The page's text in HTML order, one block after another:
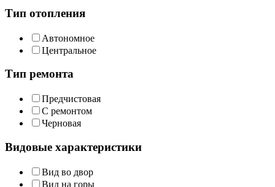
Тип отопления
Автономное
Центральное
Тип ремонта
Предчистовая
С ремонтом
Черновая
Видовые характеристики
Вид во двор
Вид на горы